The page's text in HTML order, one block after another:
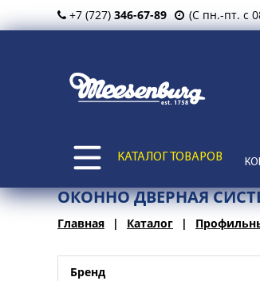
+7 (727) 346-67-89 (С пн.-пт. с
КАТАЛОГ ТОВАРОВ
ОКОННО ДВЕРНАЯ
Главная Каталог
Бренд